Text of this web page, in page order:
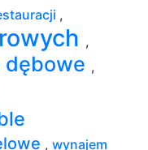
,
,
dębowe ,
, wynajem